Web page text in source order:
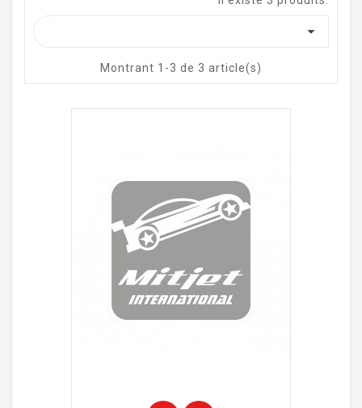

Montrant 1-3 de 3 article(s)